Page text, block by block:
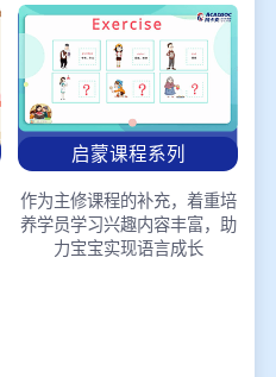
启蒙课程系列
作为主修课程的补充，着重培
养学员学习兴趣内容丰富，助
力宝宝实现语言成长